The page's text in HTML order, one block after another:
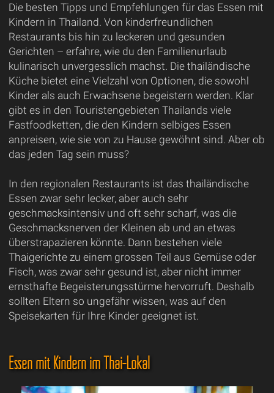
Die besten Tipps und Empfehlungen für das Essen mit
Kindern in Thailand. Von kinderfreundlichen
Restaurants bis hin zu leckeren und gesunden
Gerichten – erfahre, wie du den Familienurlaub
kulinarisch unvergesslich machst. Die thailändische
Küche bietet eine Vielzahl von Optionen, die sowohl
Kinder als auch Erwachsene begeistern werden. Klar
gibt es in den Touristengebieten Thailands viele
Fastfoodketten, die den Kindern selbiges Essen
anpreisen, wie sie von zu Hause gewöhnt sind. Aber ob
das jeden Tag sein muss?
In den regionalen Restaurants ist das thailändische
Essen zwar sehr lecker, aber auch sehr
geschmacksintensiv und oft sehr scharf, was die
Geschmacksnerven der Kleinen ab und an etwas
überstrapazieren könnte. Dann bestehen viele
Thaigerichte zu einem grossen Teil aus Gemüse oder
Fisch, was zwar sehr gesund ist, aber nicht immer
ernsthafte Begeisterungsstürme hervorruft. Deshalb
sollten Eltern so ungefähr wissen, was auf den
Speisekarten für Ihre Kinder geeignet ist.
Essen mit Kindern im Thai-Lokal